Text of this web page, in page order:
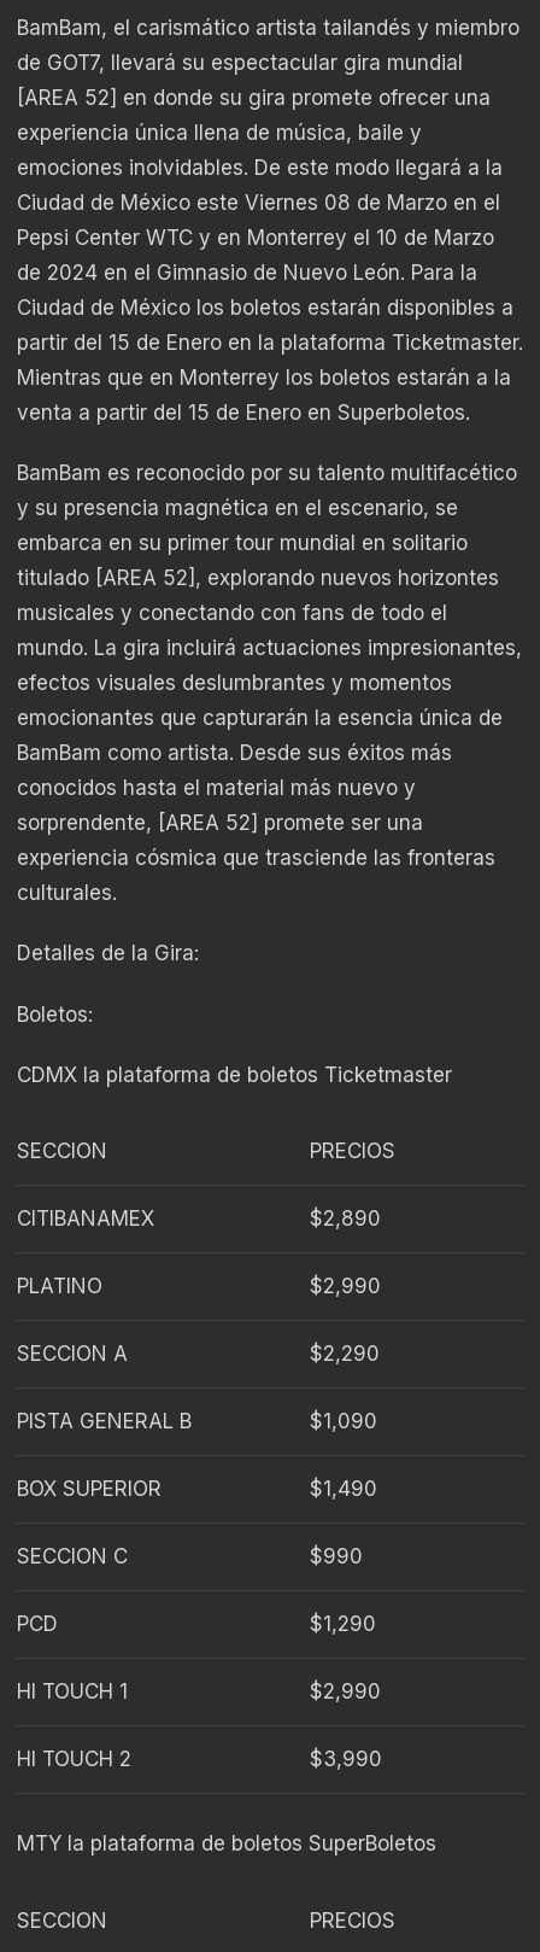
BamBam, el carismático artista tailandés y miembro
de GOT7, llevará su espectacular gira mundial
[AREA 52] en donde su gira promete ofrecer una
experiencia única llena de música, baile y
emociones inolvidables. De este modo llegará a la
Ciudad de México este Viernes 08 de Marzo en el
Pepsi Center WTC y en Monterrey el 10 de Marzo
de 2024 en el Gimnasio de Nuevo León. Para la
Ciudad de México los boletos estarán disponibles a
partir del 15 de Enero en la plataforma Ticketmaster.
Mientras que en Monterrey los boletos estarán a la
venta a partir del 15 de Enero en Superboletos.
BamBam es reconocido por su talento multifacético
y su presencia magnética en el escenario, se
embarca en su primer tour mundial en solitario
titulado [AREA 52], explorando nuevos horizontes
musicales y conectando con fans de todo el
mundo. La gira incluirá actuaciones impresionantes,
efectos visuales deslumbrantes y momentos
emocionantes que capturarán la esencia única de
BamBam como artista. Desde sus éxitos más
conocidos hasta el material más nuevo y
sorprendente, [AREA 52] promete ser una
experiencia cósmica que trasciende las fronteras
culturales.
Detalles de la Gira:
Boletos:
CDMX la plataforma de boletos Ticketmaster
SECCION PRECIOS
CITIBANAMEX $2,890
PLATINO $2,990
SECCION A $2,290
PISTA GENERAL B $1,090
BOX SUPERIOR $1,490
SECCION C $990
PCD $1,290
HI TOUCH 1 $2,990
HI TOUCH 2 $3,990
MTY la plataforma de boletos SuperBoletos
SECCION PRECIOS